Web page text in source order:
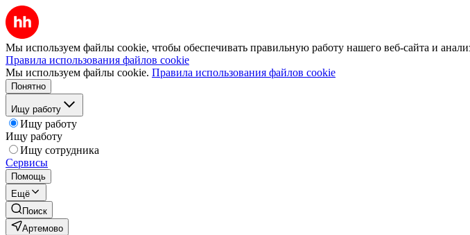
Мы используем файлы cookie, чтобы обеспечивать правильную работу нашего веб-сайта и
Правила использования файлов cookie
Мы используем файлы cookie. Правила использования файлов cookie
Понятно
Ищу работу
Ищу работу
Ищу работу
Ищу сотрудника
Сервисы
Помощь
Ещё
Поиск
Артемово